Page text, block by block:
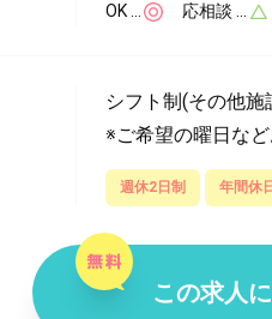
OK … 応相談 …
シフト制(その他
※ご希望の曜日な
週休2日制 年間休
この求人